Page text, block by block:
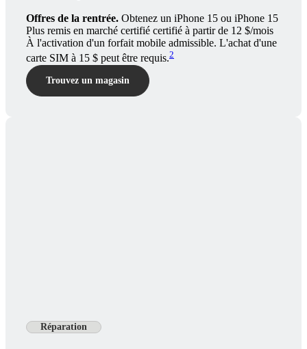
Offres de la rentrée. Obtenez un iPhone 15 ou iPhone 15
Plus remis en marché certifié certifié à partir de 12 $/mois
À l'activation d'un forfait mobile admissible. L'achat d'une
carte SIM à 15 $ peut être requis.2
Trouvez un magasin
Réparation